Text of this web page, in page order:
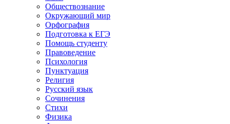
Обществознание
Окружающий мир
Орфография
Подготовка к ЕГЭ
Помощь студенту
Правоведение
Психология
Пунктуация
Религия
Русский язык
Сочинения
Стихи
Физика